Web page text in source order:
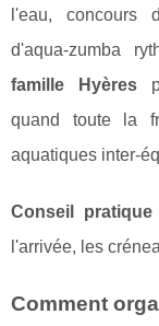
l'eau, concours
d'aqua-zumba
famille Hyères
quand toute la
aquatiques inter-
Conseil pratique
l'arrivée, les
Comment